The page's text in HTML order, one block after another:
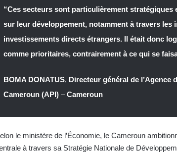
“Ces secteurs sont particulièrement stratégiques
sur leur développement, notamment à travers les
investissements directs étrangers. Il était donc
comme prioritaires, contrairement à ce qui se
BOMA DONATUS, Directeur général de
Cameroun (API) –Cameroun
le ministère de l’Économie, le Cameroun
à travers sa Stratégie Nationale de